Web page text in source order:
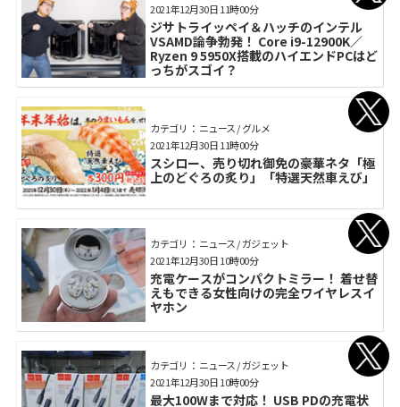
ジサトライッペイ＆ハッチのインテル
VSAMD論争勃発！ Core i9-12900K／
Ryzen 9 5950X搭載のハイエンドPCはど
っちがスゴイ？
2021年12月30日 11時00分
カテゴリ： ニュース / グルメ
スシロー、売り切れ御免の豪華ネタ「極
上のどぐろの炙り」「特選天然車えび」
2021年12月30日 11時00分
カテゴリ： ニュース / ガジェット
充電ケースがコンパクトミラー！ 着せ替
えもできる女性向けの完全ワイヤレスイ
ヤホン
2021年12月30日 10時00分
カテゴリ： ニュース / ガジェット
最大100Wまで対応！ USB PDの充電状
2021年12月30日 10時00分